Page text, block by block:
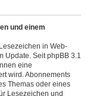
und einem
in Web-
Update. Seit phpBB 3.1
eine
wird. Abonnements
Themas oder eines
Lesezeichen und